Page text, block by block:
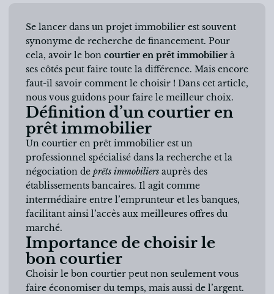
Se lancer dans un projet immobilier est souvent
synonyme de recherche de financement. Pour
cela, avoir le bon courtier en prêt immobilier à
ses côtés peut faire toute la différence. Mais encore
faut-il savoir comment le choisir ! Dans cet article,
nous vous guidons pour faire le meilleur choix.
Définition d’un courtier en
prêt immobilier
Un courtier en prêt immobilier est un
professionnel spécialisé dans la recherche et la
négociation de prêts immobiliers auprès des
établissements bancaires. Il agit comme
intermédiaire entre l’emprunteur et les banques,
facilitant ainsi l’accès aux meilleures offres du
marché.
Importance de choisir le
bon courtier
Choisir le bon courtier peut non seulement vous
faire économiser du temps, mais aussi de l’argent.